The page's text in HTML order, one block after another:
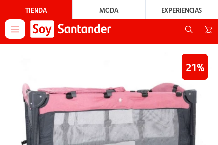
TIENDA MODA EXPERIENCIAS

21